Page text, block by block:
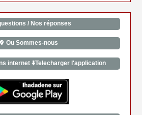
/ Nos réponses
Ou Sommes-nous
internet ⬇️Telecharger l'application